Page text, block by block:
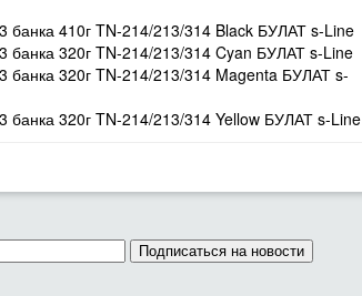
банка 410г TN-214/213/314 Black БУЛАТ s-Line
банка 320г TN-214/213/314 Cyan БУЛАТ s-Line
банка 320г TN-214/213/314 Magenta БУЛАТ s-
банка 320г TN-214/213/314 Yellow БУЛАТ s-Line
Подписаться на новости